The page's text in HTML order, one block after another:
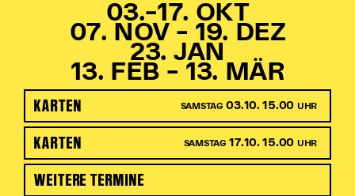
03.–17. OKT
07. NOV – 19. DEZ
23. JAN
13. FEB – 13. MÄR
KARTEN SAMSTAG 03.10. 15.00 UHR
KARTEN SAMSTAG 17.10. 15.00 UHR
WEITERE TERMINE